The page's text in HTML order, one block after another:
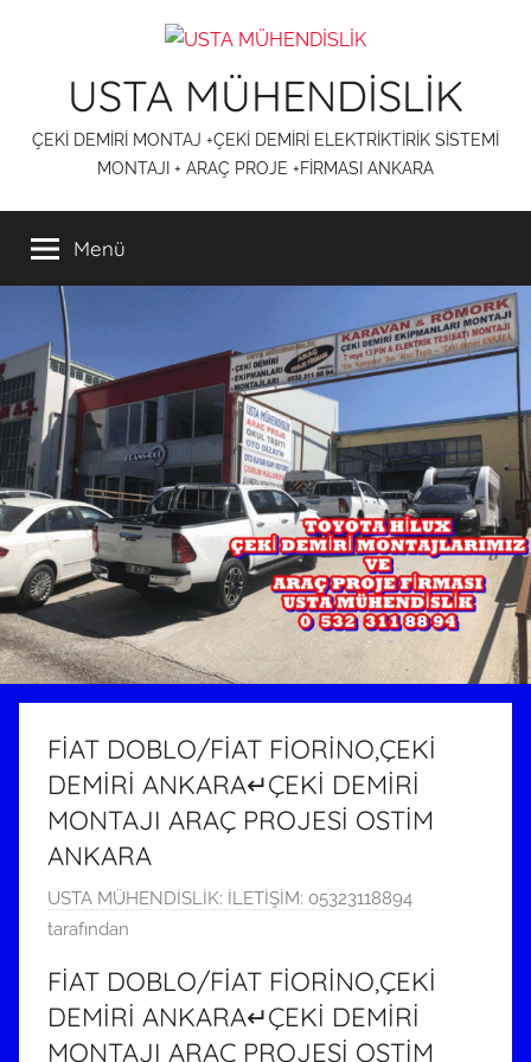
USTA MÜHENDİSLİK
ÇEKİ DEMİRİ MONTAJ +ÇEKİ DEMİRİ ELEKTRİKTİRİK SİSTEMİ
MONTAJI + ARAÇ PROJE +FİRMASI ANKARA
Menü
FİAT DOBLO/FİAT FİORİNO,ÇEKİ
DEMİRİ ANKARA↵ÇEKİ DEMİRİ
MONTAJI ARAÇ PROJESİ OSTİM
ANKARA
1
2
y
l
ü
USTA MÜHENDİSLİK: İLETİŞİM: 05323118894
tarafından
FİAT DOBLO/FİAT FİORİNO,ÇEKİ
DEMİRİ ANKARA↵ÇEKİ DEMİRİ
MONTAJI ARAÇ PROJESİ OSTİM